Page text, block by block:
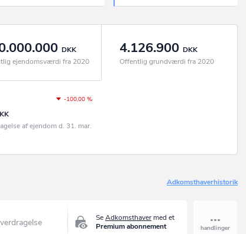
DKK
ejendomsværdi fra 2020
4.126.900 DKK
Offentlig grundværdi fra 2020
-100,00 %
af ejendom d. 31. mar.
Adkomsthaverhistorik
SeAdkomsthavermed et
Premium abonnement